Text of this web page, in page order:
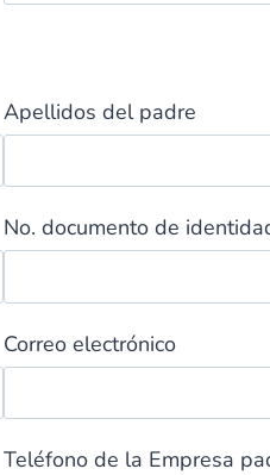
Apellidos del padre
No. documento de
Correo electrónico
Teléfono de la Empresa